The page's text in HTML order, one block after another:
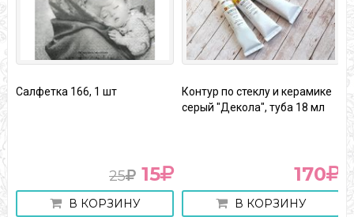
Салфетка 166, 1 шт
25 15
В КОРЗИНУ
Контур по стеклу и керамике
серый "Декола", туба 18 мл
170
В КОРЗИНУ